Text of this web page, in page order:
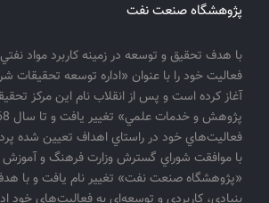
پژوهشگاه صنعت نفت
فعاليت خود را با عنوان «اداره توسعه تحقيقات
آغاز كرده است و پس از انقلاب نام اين مركز
با موافقت شوراي گسترش وزارت فرهنگ و آموزش
«پژوهشگاه صنعت نفت» تغيير نام يافت و با